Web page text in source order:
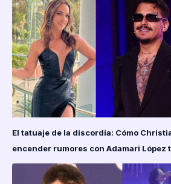
capturado
tras
el
atroz
crimen
contra
una
mujer
con
El tatuaje de la discordia: Cómo
encender rumores con Adamari López